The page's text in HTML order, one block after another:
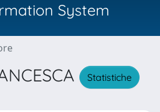
System
Statistiche